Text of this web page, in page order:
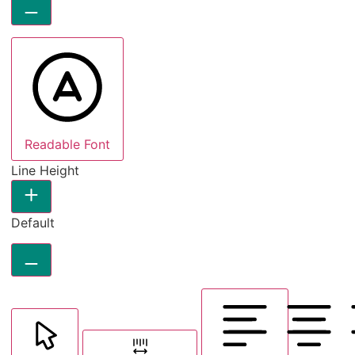
Readable Font
Line Height
Default